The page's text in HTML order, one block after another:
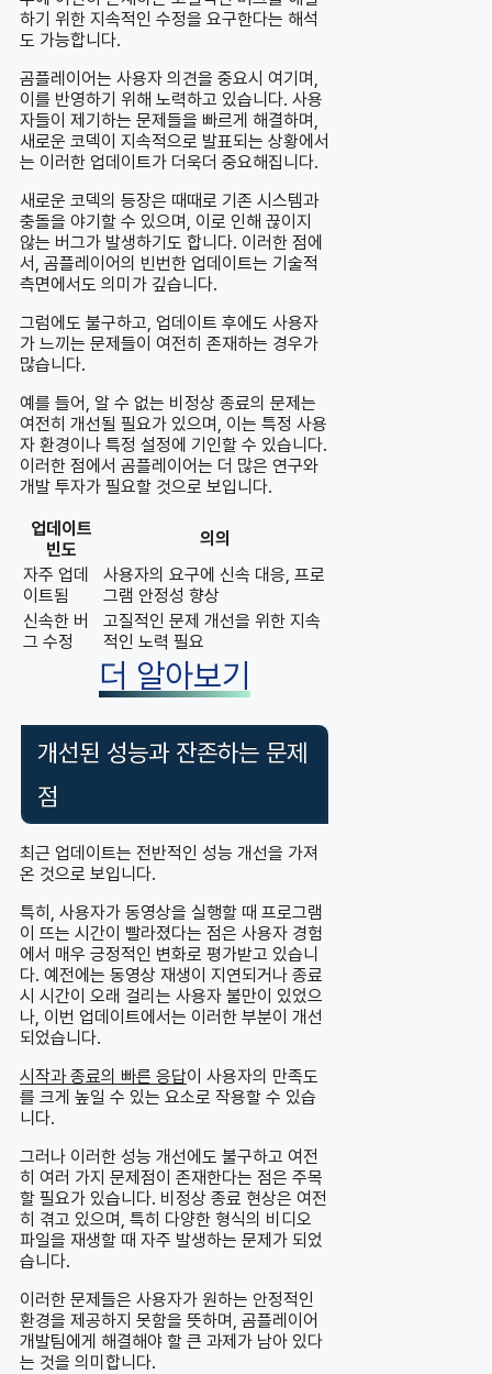
하기 위한 지속적인 수정을 요구한다는 해석
도 가능합니다.
곰플레이어는 사용자 의견을 중요시 여기며,
이를 반영하기 위해 노력하고 있습니다. 사용
자들이 제기하는 문제들을 빠르게 해결하며,
새로운 코덱이 지속적으로 발표되는 상황에서
는 이러한 업데이트가 더욱더 중요해집니다.
새로운 코덱의 등장은 때때로 기존 시스템과
충돌을 야기할 수 있으며, 이로 인해 끊이지
않는 버그가 발생하기도 합니다. 이러한 점에
서, 곰플레이어의 빈번한 업데이트는 기술적
측면에서도 의미가 깊습니다.
그럼에도 불구하고, 업데이트 후에도 사용자
가 느끼는 문제들이 여전히 존재하는 경우가
많습니다.
예를 들어, 알 수 없는 비정상 종료의 문제는
여전히 개선될 필요가 있으며, 이는 특정 사용
자 환경이나 특정 설정에 기인할 수 있습니다.
이러한 점에서 곰플레이어는 더 많은 연구와
개발 투자가 필요할 것으로 보입니다.
업데이트
빈도
의의
자주 업데
이트됨
사용자의 요구에 신속 대응, 프로
그램 안정성 향상
신속한 버
그 수정
고질적인 문제 개선을 위한 지속
적인 노력 필요
더 알아보기
개선된 성능과 잔존하는 문제
점
최근 업데이트는 전반적인 성능 개선을 가져
온 것으로 보입니다.
특히, 사용자가 동영상을 실행할 때 프로그램
이 뜨는 시간이 빨라졌다는 점은 사용자 경험
에서 매우 긍정적인 변화로 평가받고 있습니
다. 예전에는 동영상 재생이 지연되거나 종료
시 시간이 오래 걸리는 사용자 불만이 있었으
나, 이번 업데이트에서는 이러한 부분이 개선
되었습니다.
시작과 종료의 빠른 응답이 사용자의 만족도
를 크게 높일 수 있는 요소로 작용할 수 있습
니다.
그러나 이러한 성능 개선에도 불구하고 여전
히 여러 가지 문제점이 존재한다는 점은 주목
할 필요가 있습니다. 비정상 종료 현상은 여전
히 겪고 있으며, 특히 다양한 형식의 비디오
파일을 재생할 때 자주 발생하는 문제가 되었
습니다.
이러한 문제들은 사용자가 원하는 안정적인
환경을 제공하지 못함을 뜻하며, 곰플레이어
개발팀에게 해결해야 할 큰 과제가 남아 있다
는 것을 의미합니다.